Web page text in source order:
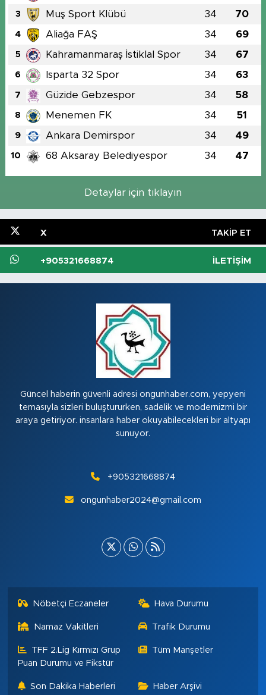
3 Muş Sport Klübü 34 70
4 Aliağa FAŞ 34 69
5 Kahramanmaraş İstiklal Spor 34 67
6 Isparta 32 Spor 34 63
7 Güzide Gebzespor 34 58
8 Menemen FK 34 51
9 Ankara Demirspor 34 49
10 68 Aksaray Belediyespor 34 47
Detaylar için tıklayın
X TAKIP ET
+905321668874 İLETIŞIM
Güncel haberin güvenli adresi ongunhaber.com, yepyeni
temasıyla sizleri buluştururken, sadelik ve modernizmi bir
araya getiriyor. insanlara haber okuyabilecekleri bir altyapı
sunuyor.
+905321668874
ongunhaber2024@gmail.com
Nöbetçi Eczaneler Hava Durumu
Namaz Vakitleri Trafik Durumu
TFF 2.Lig Kırmızı Grup
Puan Durumu ve Fikstür
Tüm Manşetler
Son Dakika Haberleri Haber Arşivi